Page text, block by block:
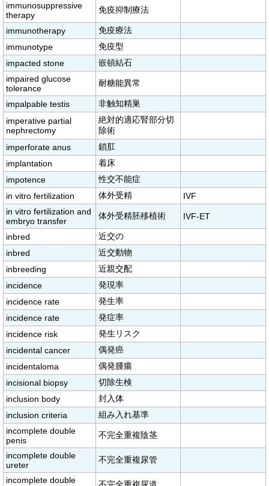
immunosuppressive
therapy
免疫抑制療法
immunotherapy
免疫療法
immunotype
免疫型
impacted stone
嵌頓結石
impaired glucose
tolerance
耐糖能異常
impalpable testis
非触知精巣
imperative partial
nephrectomy
絶対的適応腎部分切
除術
imperforate anus
鎖肛
implantation
着床
impotence
性交不能症
in vitro fertilization
体外受精
IVF
in vitro fertilization and
embryo transfer
体外受精胚移植術 IVF-ET
inbred
近交の
inbred
近交動物
inbreeding
近親交配
incidence
発現率
incidence rate
発生率
incidence rate
発症率
incidence risk
発生リスク
incidental cancer
偶発癌
incidentaloma
偶発腫瘍
incisional biopsy
切除生検
inclusion body
封入体
inclusion criteria
組み入れ基準
incomplete double
penis
不完全重複陰茎
incomplete double
ureter
不完全重複尿管
incomplete double